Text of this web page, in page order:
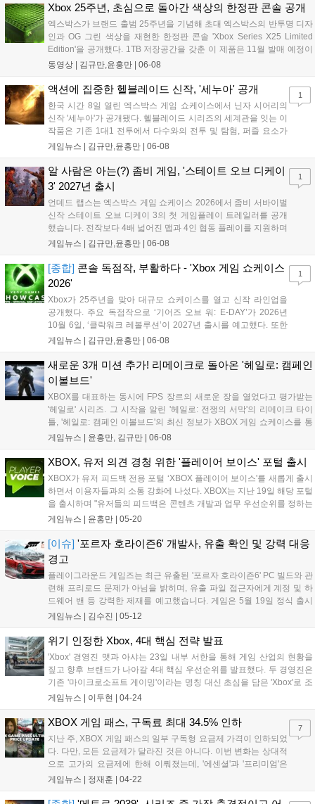
으며, 엑스박스 플레이 애니웨어를 지원해 콘솔과 PC에서 자유롭게 즐
길 수 있습니다....
Xbox 25주년, 초심으로 돌아간 색상의 한정판 콘솔 공개
엑스박스가 브랜드 출범 25주년을 기념해 초대 엑스박스의 반투명 디자
인과 OG 그린 색상을 재현한 한정판 콘솔 'Xbox Series X25 Limited
Edition'을 공개했다. 1TB 저장공간을 갖춘 이 제품은 11월 발매 예정이
며, 전원을 켜면 녹색 로고가 점등되는 등 향수를 자극한다. 함께 공개된
일정은 추후 발표될 예정이다....
동영상 | 김규만,윤홍만 06-08
액션에 집중한 헬블레이드 신작, '세누아' 공개
한국 시간 8일 열린 엑스박스 게임 쇼케이스에서 닌자 시어리의
신작 '세누아'가 공개됐다. 헬블레이드 시리즈의 세계관을 잇는 이
작품은 기존 1대1 전투에서 다수와의 전투 및 탐험, 퍼즐 요소가
강화된 액션 어드벤처로 변화했다. 언리얼 엔진 5로 개발 중이며
되며 출시와 동시에 게임 패스에 포함될 예정이다....
게임뉴스 | 김규만,윤홍만 06-08
1
알 사람은 아는(?) 좀비 게임, '스테이트 오브 디케이
3' 2027년 출시
언데드 랩스는 엑스박스 게임 쇼케이스 2026에서 좀비 서바이벌
신작 스테이트 오브 디케이 3의 첫 게임플레이 트레일러를 공개
했습니다. 전작보다 4배 넓어진 맵과 4인 협동 플레이를 지원하며
2027년 출시를 확정했습니다. Xbox와 PC는 물론 시리즈 최초로
식 사이트에서 알파 플레이테스트 신청을 받고 있습니다....
게임뉴스 | 김규만,윤홍만 06-08
1
[종합] 콘솔 독점작, 부활하다 - 'Xbox 게임 쇼케이스
2026'
Xbox가 25주년을 맞아 대규모 쇼케이스를 열고 신작 라인업을
공개했다. 주요 독점작으로 ‘기어즈 오브 워: E-DAY’가 2026년
10월 6일, ‘클락워크 레볼루션’이 2027년 출시를 예고했다. 또한
‘헤일로: 캠페인 이볼브드’는 7월 28일, ‘페르소나4 리메이크’는
도 2026년 11월 출시될 25주년 기념 콘솔과 컨트롤러 등 다양한
신작과 업데이트 계획이 발표되었다....
게임뉴스 | 김규만,윤홍만 06-08
1
새로운 3개 미션 추가! 리메이크로 돌아온 '헤일로: 캠페인
이볼브드'
XBOX를 대표하는 동시에 FPS 장르의 새로운 장을 열었다고 평가받는
'헤일로' 시리즈. 그 시작을 알린 '헤일로: 전쟁의 서막'의 리메이크 타이
틀, '헤일로: 캠페인 이볼브드'의 최신 정보가 XBOX 게임 쇼케이스를 통
해 공개됐다. 이번 영상은 '헤일로: 캠페인 이볼브드'에 새롭게 추가된 3
게임뉴스 | 윤홍만, 김규만 06-08
XBOX, 유저 의견 경청 위한 '플레이어 보이스' 포털 출시
XBOX가 유저 피드백 전용 포털 ‘XBOX 플레이어 보이스'를 새롭게 출시
하면서 이용자들과의 소통 강화에 나섰다. XBOX는 지난 19일 해당 포털
을 출시하며 "유저들의 피드백은 콘텐츠 개발과 업무 우선순위를 정하는
데 큰 영향을 줬다”고 밝혔다. 이어 보다 적극적으로 이용자 의견을 수렴
게임뉴스 | 윤홍만 05-20
[이슈] '포르자 호라이즌6' 개발사, 유출 확인 및 강력 대응
경고
플레이그라운드 게임즈는 최근 유출된 '포르자 호라이즌6' PC 빌드와 관
련해 프리로드 문제가 아님을 밝히며, 유출 파일 접근자에게 계정 및 하
드웨어 밴 등 강력한 제재를 예고했습니다. 게임은 5월 19일 정식 출시
될 예정이며, 프리미엄 에디션 구매자는 5월 15일부터 사전 플레이가 가
다....
게임뉴스 | 김수진 05-12
위기 인정한 Xbox, 4대 핵심 전략 발표
'Xbox' 경영진 맷과 아샤는 23일 내부 서한을 통해 게임 산업의 현황을
짚고 향후 브랜드가 나아갈 4대 핵심 우선순위를 발표했다. 두 경영진은
기존 '마이크로소프트 게이밍'이라는 명칭 대신 초심을 담은 'Xbox'로 조
직명을 환원하며, 일일 활성 플레이어(DAP) 극대화를 새로운 목표로 제
게임뉴스 | 이두현 04-24
XBOX 게임 패스, 구독료 최대 34.5% 인하
지난 주, XBOX 게임 패스의 일부 구독형 요금제 가격이 인하되었
다. 다만, 모든 요금제가 달라진 것은 아니다. 이번 변화는 상대적
으로 고가의 요금제에 한해 이뤄졌는데, '에센셜'과 '프리미엄'은
가격 변동 없이 그대로 10,800 원, 14,900 원의 가격을 유지한다.
14%...
게임뉴스 | 정재훈 04-22
7